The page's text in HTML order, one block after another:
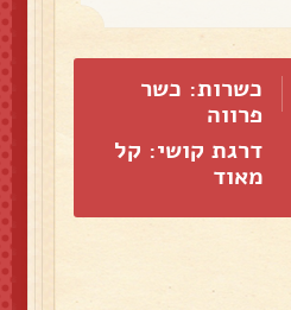
כשרות: כשר
פרווה
דרגת קושי: קל
מאוד